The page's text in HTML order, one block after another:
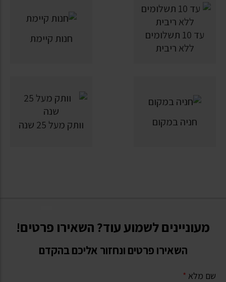
עד 10 תשלומים
ללא ריבית
חנות קיימת
חניה במקום וותק מעל 25 שנה
מעוניינים לשמוע עוד? השאירו פרטים!
השאירו פרטים ונחזור אליכם בהקדם
שם מלא *